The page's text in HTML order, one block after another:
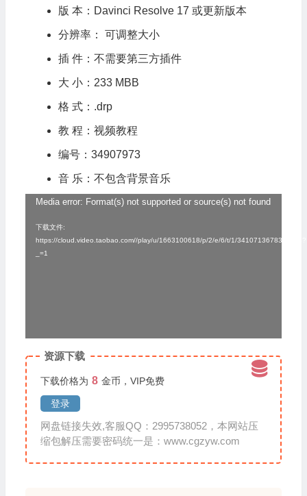
版 本：Davinci Resolve 17 或更新版本
分辨率： 可调整大小
插 件：不需要第三方插件
大 小：233 MBB
格 式：.drp
教 程：视频教程
编号：34907973
音 乐：不包含背景音乐
Media error: Format(s) not supported or source(s) not found
下载文件:
https://cloud.video.taobao.com//play/u/1663100618/p/2/e/6/t/1/341071367838.mp4?
_=1
资源下载
下载价格为 8 金币，VIP免费
登录
网盘链接失效,客服QQ：2995738052，本网站压
缩包解压需要密码统一是：www.cgzyw.com